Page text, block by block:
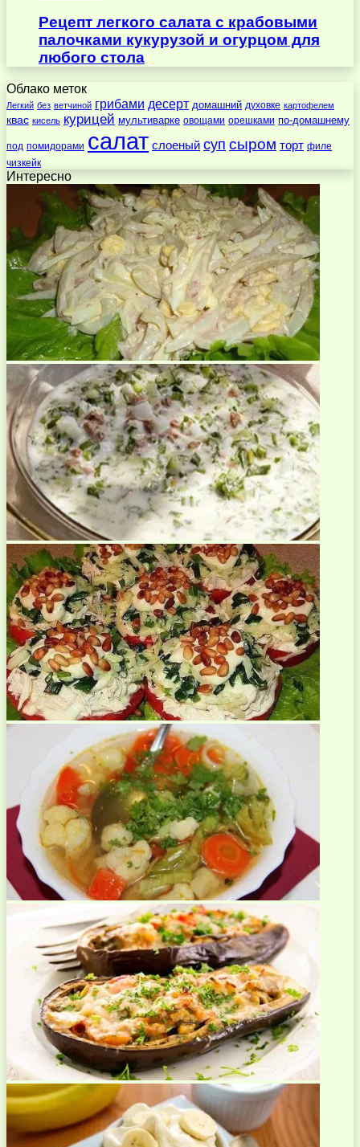
Рецепт легкого салата с крабовыми
палочками кукурузой и огурцом для
любого стола
Облако меток
Легкий без ветчиной грибами десерт домашний духовке картофелем
квас кисель курицей мультиварке овощами орешками по-домашнему
под помидорами салат слоеный суп сыром торт филе
чизкейк
Интересно